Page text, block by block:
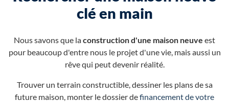
clé en main
Nous savons que laconstruction d'une maison neuve est
pour beaucoup d'entre nous le projet d'une vie, mais aussi un
rêve qui peut devenir réalité.
Trouver un terrain constructible, dessiner les plans de sa
future maison, monter le dossier definancement de votre